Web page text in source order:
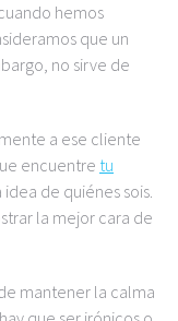
hemos
que un
no sirve de
a ese cliente
encuentre tu
de quiénes sois.
la mejor cara de
mantener la calma